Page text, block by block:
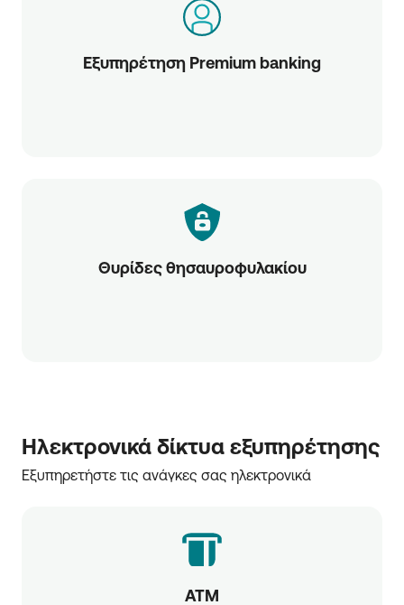
Εξυπηρέτηση Premium banking
Θυρίδες θησαυροφυλακίου
Ηλεκτρονικά δίκτυα εξυπηρέτησης
Εξυπηρετήστε τις ανάγκες σας ηλεκτρονικά
ATM